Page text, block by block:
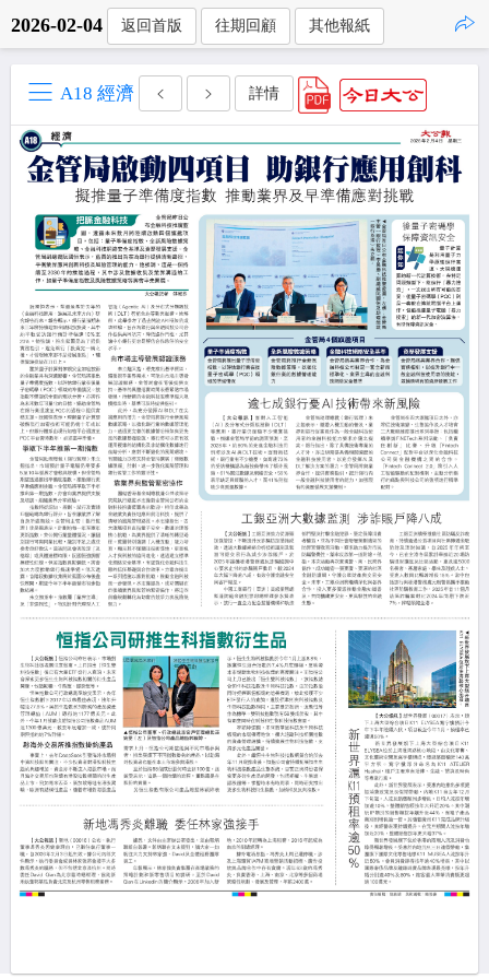
2026-02-04 返回首版 往期回顧 其他報紙
A18 經濟 詳情